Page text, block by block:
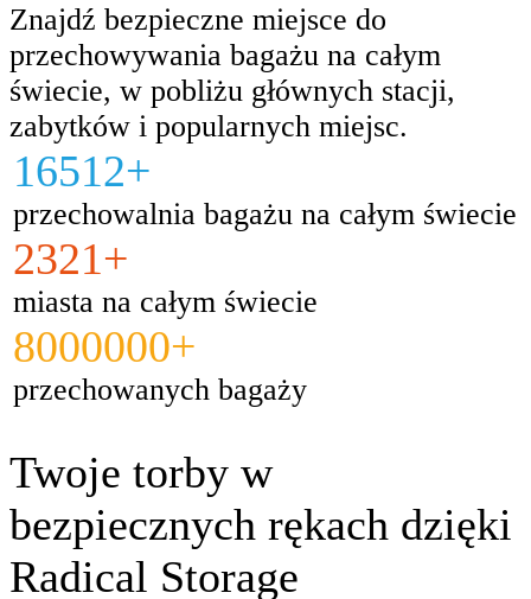
Znajdź bezpieczne miejsce do
przechowywania bagażu na całym
świecie, w pobliżu głównych stacji,
zabytków i popularnych miejsc.
16512+
przechowalnia bagażu na całym świecie
2321+
miasta na całym świecie
8000000+
przechowanych bagaży
Twoje torby w
bezpiecznych rękach dzięki
Radical Storage